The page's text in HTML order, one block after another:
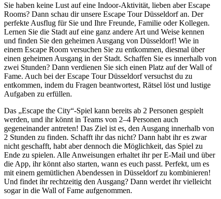
Sie haben keine Lust auf eine Indoor-Aktivität, lieben aber Escape
Rooms? Dann schau dir unsere Escape Tour Düsseldorf an. Der
perfekte Ausflug für Sie und Ihre Freunde, Familie oder Kollegen.
Lernen Sie die Stadt auf eine ganz andere Art und Weise kennen
und finden Sie den geheimen Ausgang von Düsseldorf! Wie in
einem Escape Room versuchen Sie zu entkommen, diesmal über
einen geheimen Ausgang in der Stadt. Schaffen Sie es innerhalb von
zwei Stunden? Dann verdienen Sie sich einen Platz auf der Wall of
Fame. Auch bei der Escape Tour Düsseldorf versuchst du zu
entkommen, indem du Fragen beantwortest, Rätsel löst und lustige
Aufgaben zu erfüllen.
Das „Escape the City“-Spiel kann bereits ab 2 Personen gespielt
werden, und ihr könnt in Teams von 2–4 Personen auch
gegeneinander antreten! Das Ziel ist es, den Ausgang innerhalb von
2 Stunden zu finden. Schafft ihr das nicht? Dann habt ihr es zwar
nicht geschafft, habt aber dennoch die Möglichkeit, das Spiel zu
Ende zu spielen. Alle Anweisungen erhaltet ihr per E-Mail und über
die App, ihr könnt also starten, wann es euch passt. Perfekt, um es
mit einem gemütlichen Abendessen in Düsseldorf zu kombinieren!
Und findet ihr rechtzeitig den Ausgang? Dann werdet ihr vielleicht
sogar in die Wall of Fame aufgenommen.